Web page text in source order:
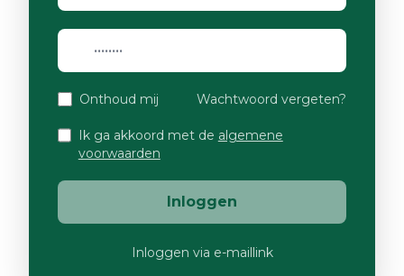
Onthoud mij Wachtwoord vergeten?
Ik ga akkoord met de algemene
voorwaarden
Inloggen
Inloggen via e-maillink